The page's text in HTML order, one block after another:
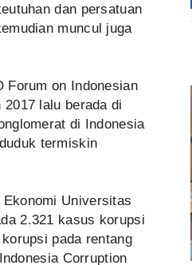
dan persatuan
muncul juga
Forum on Indonesian
lalu berada di
di Indonesia
termiskin
Universitas
2.321 kasus korupsi
pada rentang
Corruption